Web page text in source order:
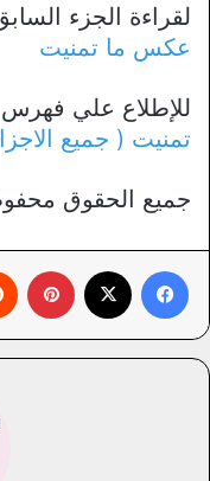
لقراءة الجزء
عكس ما تمنيت
للإطلاع علي فهرس
تمنيت ( جميع
جميع الحقوق